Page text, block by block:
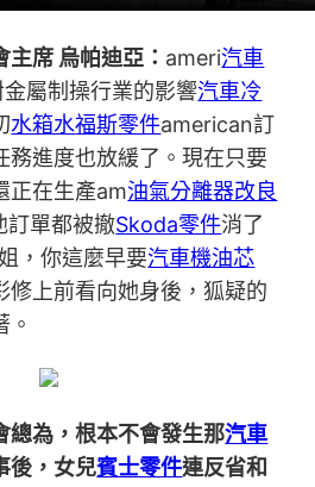
席 烏帕迪亞： ameri汽車
屬制操行業的影響汽車冷
水箱水福斯零件american訂
務進度也放緩了。現在只要
正在生產am油氣分離器改良
訂單都被撤Skoda零件消了
姐，你這麼早要汽車機油芯
修上前看向她身後，狐疑的
。
總為，根本不會發生那汽車
後，女兒賓士零件連反省和